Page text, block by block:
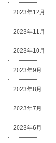
2023年12月
2023年11月
2023年10月
2023年9月
2023年8月
2023年7月
2023年6月